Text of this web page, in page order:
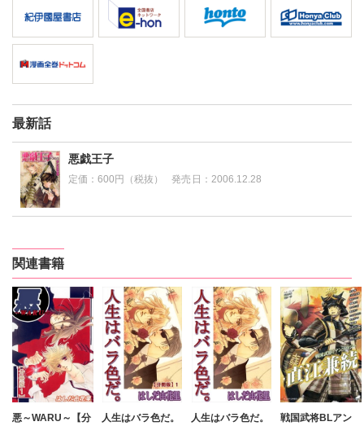
最新話
悪戯王子
定価：600円（税抜） 発売日： 2006.12.28
関連書籍
悪～WARU～【分
人生はバラ色だ。
人生はバラ色だ。
戦国武将BLアン